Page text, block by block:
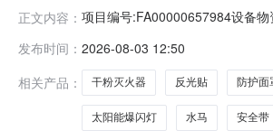
正文内容： 项目编号:FA00000657984设备
太阳能爆闪灯60.03%套对讲机
发布时间： 2026-08-03 12:50
相关产品：
干粉灭火器 反光贴 防护面
太阳能爆闪灯 水马 安全带